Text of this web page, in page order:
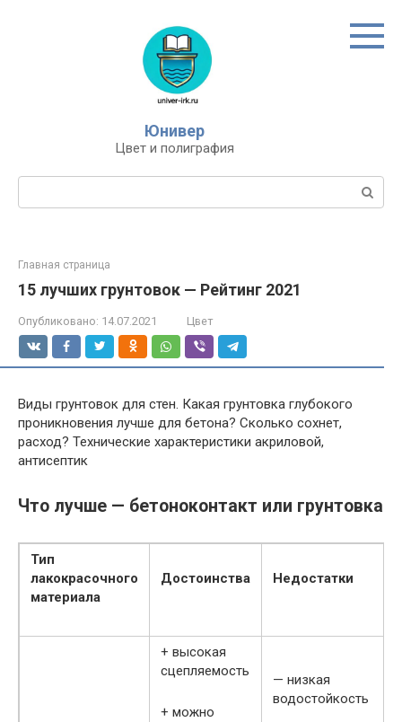
Юнивер
Цвет и полиграфия
Главная страница
15 лучших грунтовок — Рейтинг 2021
Опубликовано: 14.07.2021 Цвет
Виды грунтовок для стен. Какая грунтовка глубокого
проникновения лучше для бетона? Сколько сохнет,
расход? Технические характеристики акриловой,
антисептик
Что лучше — бетоноконтакт или грунтовка
Тип
лакокрасочного
материала
Достоинства Недостатки
+ высокая
сцепляемость
+ можно
— низкая
водостойкость